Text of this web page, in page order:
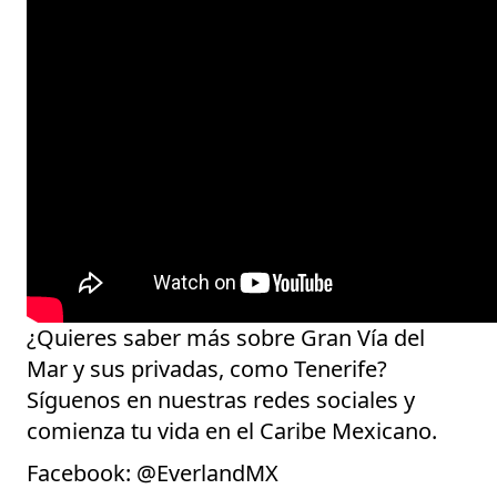
¿Quieres saber más sobre Gran Vía del
Mar y sus privadas, como Tenerife?
Síguenos en nuestras redes sociales y
comienza tu vida en el Caribe Mexicano.
Facebook: @EverlandMX